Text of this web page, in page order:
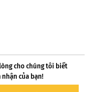
cho chúng tôi biết
nhận của bạn!